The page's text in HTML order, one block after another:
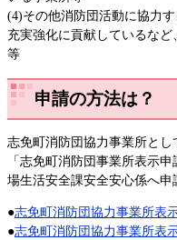
(4)その他消防団活動に協力
充実強化に貢献しているな
等
申請の方法は？
志免町消防団協力事業所と
「志免町消防団事業所表示
場生活安全課安全安心係へ申
●志免町消防団協力事業所表
●志免町消防団協力事業所表